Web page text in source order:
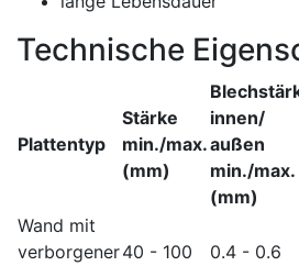
Technische
Plattentyp
Stärke
min./max.
(mm)
innen/
außen
min./max.
(mm)
Wand mit
verborgener40 - 100 0.4 - 0.6